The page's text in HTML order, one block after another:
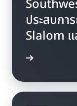
ประสบกา
Slalom แ